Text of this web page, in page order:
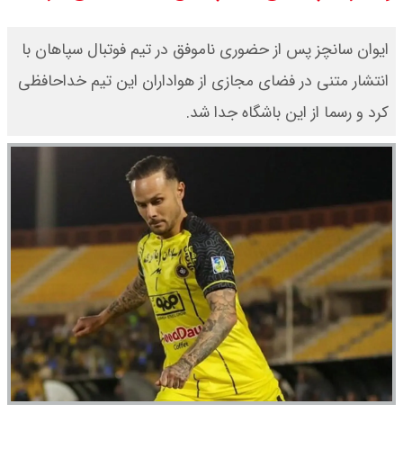
ایوان سانچز پس از حضوری ناموفق در تیم فوتبال سپاهان با
انتشار متنی در فضای مجازی از هواداران این تیم خداحافظی
کرد و رسما از این باشگاه جدا شد.